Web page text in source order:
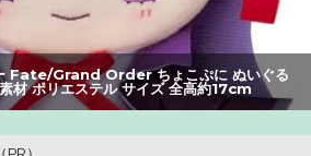
04のニュース
て炎上するｗｗｗｗ
町薫さん、最新絵でめっちゃ可愛く
Fate/Grand Order ちょこぷに ぬいぐる
材 ポリエステル サイズ 全高約17cm